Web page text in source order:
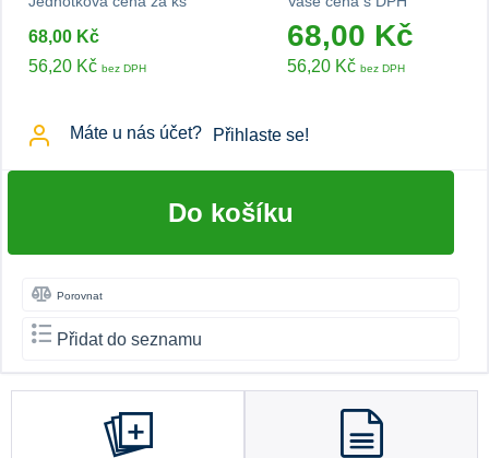
68,00 Kč
56,20 Kč bez DPH
68,00 Kč
56,20 Kč bez DPH
Máte u nás účet? Přihlaste se!
Do košíku
Porovnat
Přidat do seznamu